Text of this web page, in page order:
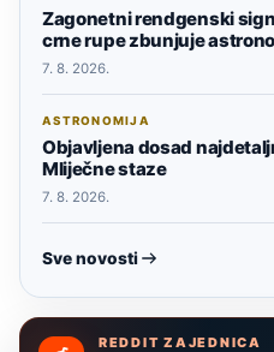
Zagonetni rendgenski
crne rupe zbunjuje
7. 8. 2026.
ASTRONOMIJA
Objavljena dosad
Mliječne staze
7. 8. 2026.
Sve novosti
REDDIT ZAJEDNICA